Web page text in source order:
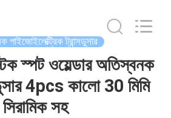
পাইজোইলেক্ট্রিক ট্রান্সডুসার
স্পট ওয়েল্ডার অতিস্বনক
4pcs কালো 30 মিমি
সিরামিক সহ